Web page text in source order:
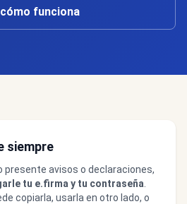
funciona
siempre
presente avisos o declaraciones,
tu e.firma y tu contraseña
copiarla, usarla en otro lado, o